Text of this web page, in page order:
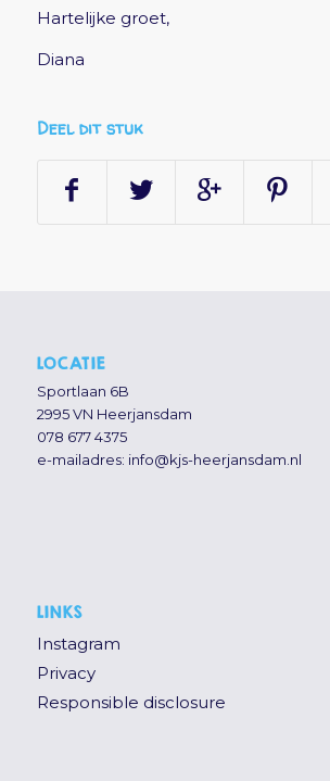
Hartelijke groet,
Diana
Deel dit stuk
LOCATIE
Sportlaan 6B
2995 VN Heerjansdam
078 677 4375
e-mailadres: info@kjs-heerjansdam.nl
LINKS
Instagram
Privacy
Responsible disclosure